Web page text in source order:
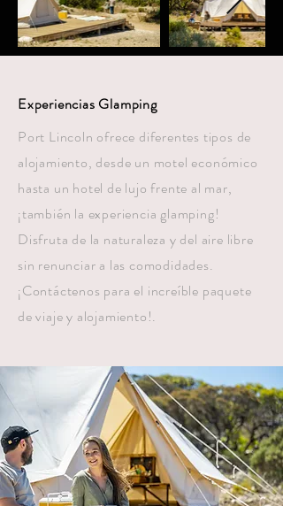
Experiencias Glamping
Port Lincoln ofrece diferentes tipos de
alojamiento, desde un motel económico
hasta un hotel de lujo frente al mar,
¡también la experiencia glamping!
Disfruta de la naturaleza y del aire libre
sin renunciar a las comodidades.
¡Contáctenos para el increíble paquete
de viaje y alojamiento!.